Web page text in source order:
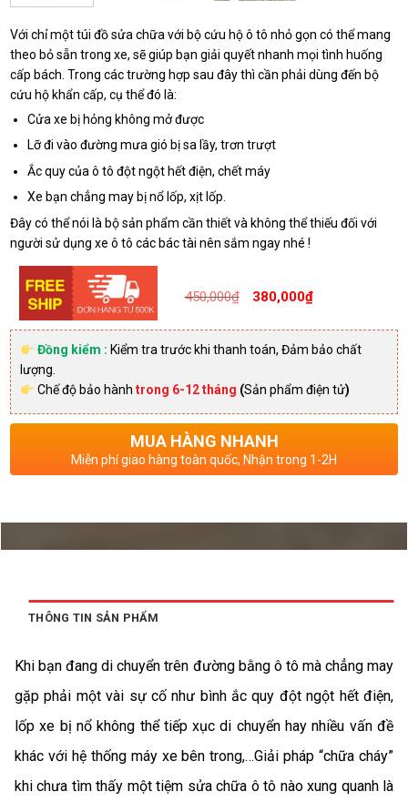
Với chỉ một túi đồ sửa chữa với bộ cứu hộ ô tô nhỏ gọn có thể mang
theo bỏ sẵn trong xe, sẽ giúp bạn giải quyết nhanh mọi tình huống
cấp bách. Trong các trường hợp sau đây thì cần phải dùng đến bộ
cứu hộ khẩn cấp, cụ thể đó là:
Cửa xe bị hỏng không mở được
Lỡ đi vào đường mưa gió bị sa lầy, trơn trượt
Ắc quy của ô tô đột ngột hết điện, chết máy
Xe bạn chẳng may bị nổ lốp, xịt lốp.
Đây có thể nói là bộ sản phẩm cần thiết và không thể thiếu đối với
người sử dụng xe ô tô các bác tài nên sắm ngay nhé !
450,000₫
Giá
gốc
là:
380,000₫Giá
hiện
tại
là:
Đồng kiểm : Kiểm tra trước khi thanh toán, Đảm bảo chất
lượng.
Chế độ bảo hành trong 6-12 tháng (Sản phẩm điện tử)
MUA HÀNG NHANH
Miễn phí giao hàng toàn quốc, Nhận trong 1-2H
THÔNG TIN SẢN PHẨM
Khi bạn đang di chuyển trên đường bằng ô tô mà chẳng may
gặp phải một vài sự cố như bình ắc quy đột ngột hết điện,
lốp xe bị nổ không thể tiếp xục di chuyển hay nhiều vấn đề
khác với hệ thống máy xe bên trong,…Giải pháp “chữa cháy”
khi chưa tìm thấy một tiệm sửa chữa ô tô nào xung quanh là